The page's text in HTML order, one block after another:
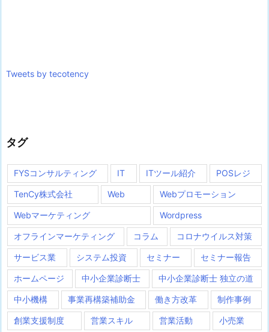
Tweets by tecotency
タグ
FYSコンサルティング IT ITツール紹介 POSレジ
TenCy株式会社 Web Webプロモーション
Webマーケティング Wordpress
オフラインマーケティング コラム コロナウイルス対策
サービス業 システム投資 セミナー セミナー報告
ホームページ 中小企業診断士 中小企業診断士 独立の道
中小機構 事業再構築補助金 働き方改革 制作事例
創業支援制度 営業スキル 営業活動 小売業